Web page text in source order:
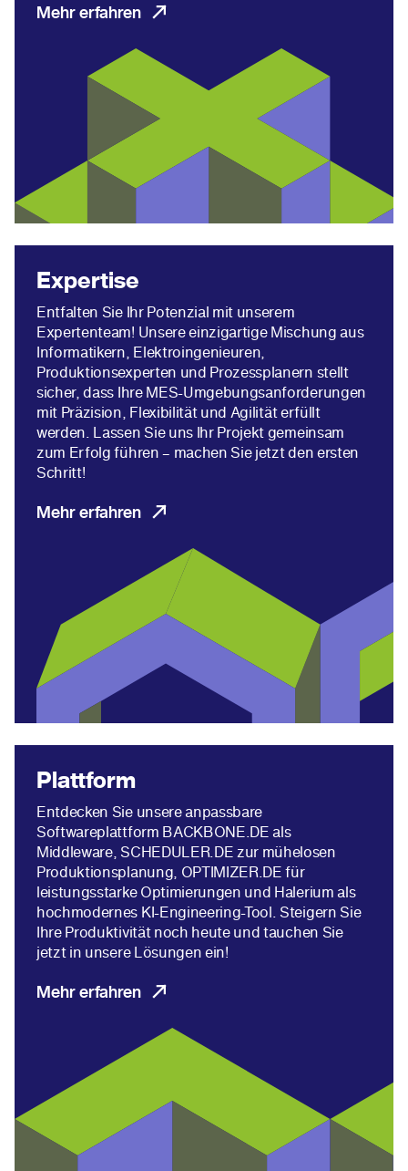
Mehr erfahren
Expertise
Entfalten Sie Ihr Potenzial mit unserem
Expertenteam! Unsere einzigartige Mischung aus
Informatikern, Elektroingenieuren,
Produktionsexperten und Prozessplanern stellt
sicher, dass Ihre MES-Umgebungsanforderungen
mit Präzision, Flexibilität und Agilität erfüllt
werden. Lassen Sie uns Ihr Projekt gemeinsam
zum Erfolg führen – machen Sie jetzt den ersten
Schritt!
Mehr erfahren
Plattform
Entdecken Sie unsere anpassbare
Softwareplattform BACKBONE.DE als
Middleware, SCHEDULER.DE zur mühelosen
Produktionsplanung, OPTIMIZER.DE für
leistungsstarke Optimierungen und Halerium als
hochmodernes KI-Engineering-Tool. Steigern Sie
Ihre Produktivität noch heute und tauchen Sie
jetzt in unsere Lösungen ein!
Mehr erfahren